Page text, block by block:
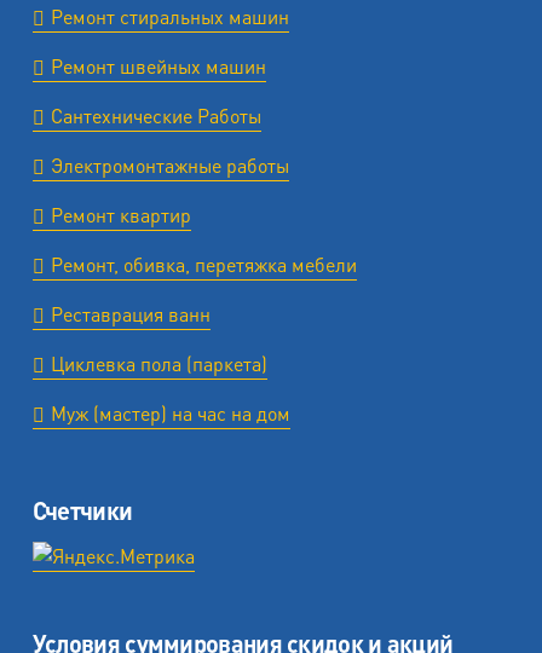
Ремонт стиральных машин
Ремонт швейных машин
Сантехнические Работы
Электромонтажные работы
Ремонт квартир
Ремонт, обивка, перетяжка мебели
Реставрация ванн
Циклевка пола (паркета)
Муж (мастер) на час на дом
Счетчики
Условия суммирования скидок и акций